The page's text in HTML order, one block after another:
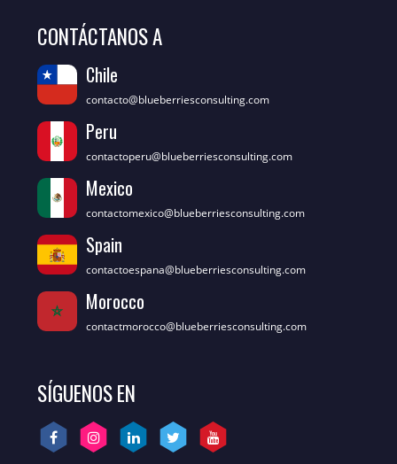
CONTÁCTANOS A
Chile
contacto@blueberriesconsulting.com
Peru
contactoperu@blueberriesconsulting.com
Mexico
contactomexico@blueberriesconsulting.com
Spain
contactoespana@blueberriesconsulting.com
Morocco
contactmorocco@blueberriesconsulting.com
SÍGUENOS EN